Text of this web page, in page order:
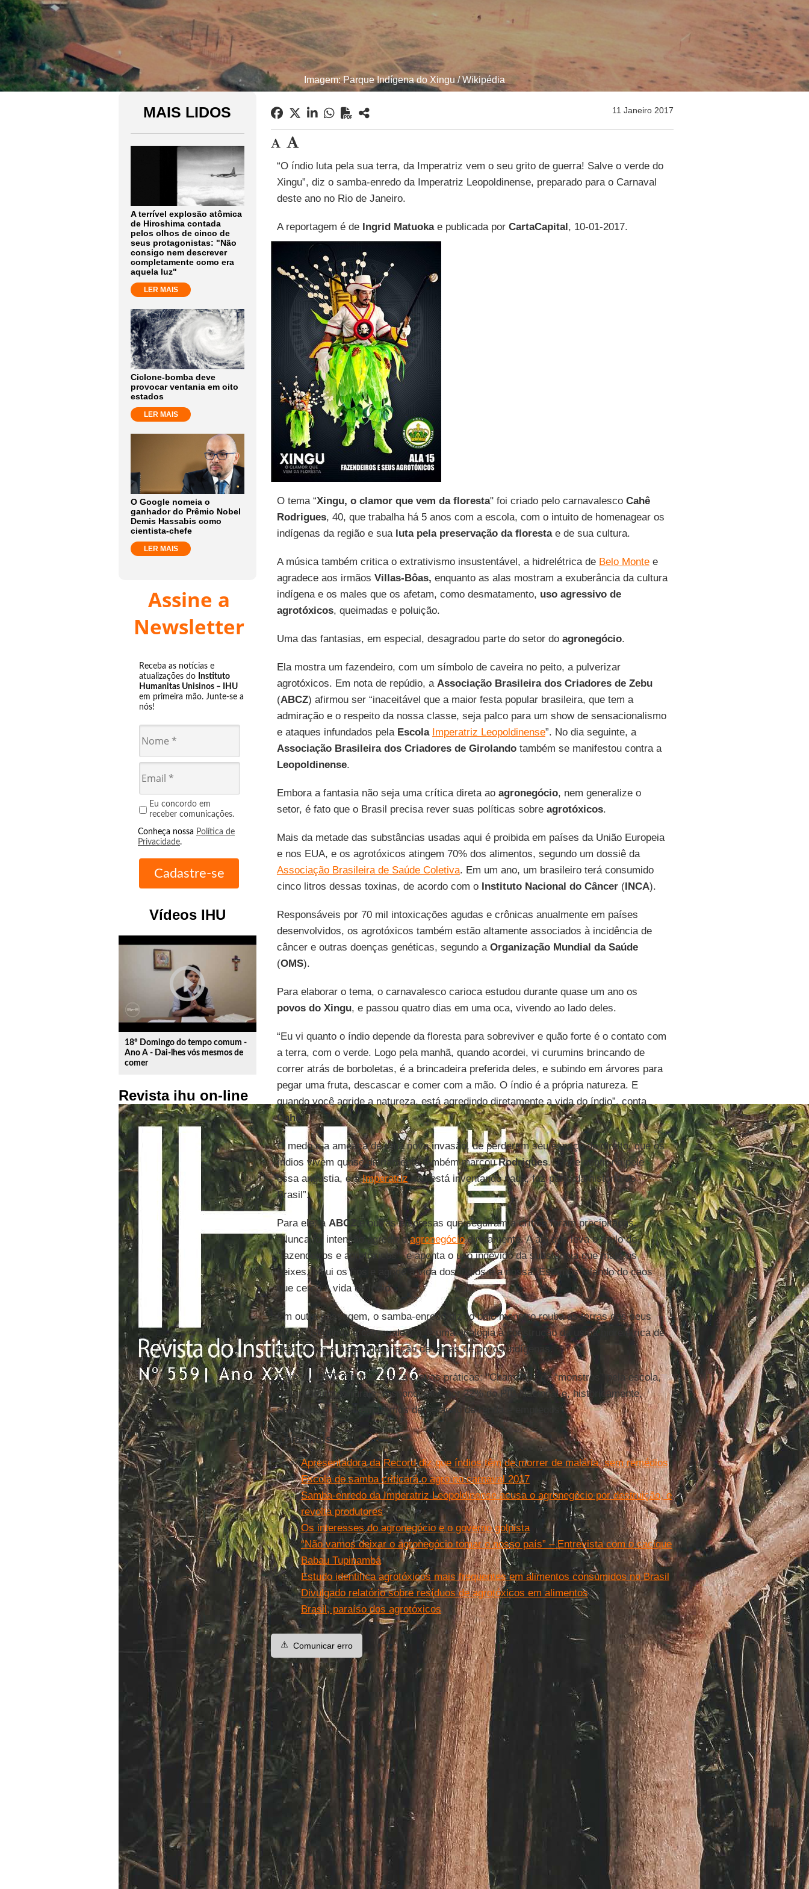
Imagem: Parque Indígena do Xingu / Wikipédia
MAIS LIDOS
A terrível explosão atômica
de Hiroshima contada
pelos olhos de cinco de
seus protagonistas: "Não
consigo nem descrever
completamente como era
aquela luz"
LER MAIS
Ciclone-bomba deve
provocar ventania em oito
estados
LER MAIS
O Google nomeia o
ganhador do Prêmio Nobel
Demis Hassabis como
cientista-chefe
LER MAIS
Assine a
Newsletter
Receba as notícias e
atualizações do Instituto
Humanitas Unisinos – IHU
em primeira mão. Junte-se a
nós!
Eu concordo em
receber comunicações.
Conheça nossa Política de
Privacidade.
Vídeos IHU
play_circle_outline
18º Domingo do tempo comum -
Ano A - Dai-lhes vós mesmos de
comer
Revista ihu on-line
11 Janeiro 2017
“O índio luta pela sua terra, da Imperatriz vem o seu grito de guerra! Salve o verde do
Xingu”, diz o samba-enredo da Imperatriz Leopoldinense, preparado para o Carnaval
deste ano no Rio de Janeiro.
A reportagem é de Ingrid Matuoka e publicada por CartaCapital, 10-01-2017.
O tema “Xingu, o clamor que vem da floresta" foi criado pelo carnavalesco Cahê
Rodrigues, 40, que trabalha há 5 anos com a escola, com o intuito de homenagear os
indígenas da região e sua luta pela preservação da florestae de sua cultura.
A música também critica o extrativismo insustentável, a hidrelétrica de Belo Montee
agradece aos irmãos Villas-Bôas, enquanto as alas mostram a exuberância da cultura
indígena e os males que os afetam, como desmatamento, uso agressivo de
agrotóxicos, queimadas e poluição.
Uma das fantasias, em especial, desagradou parte do setor do agronegócio.
Ela mostra um fazendeiro, com um símbolo de caveira no peito, a pulverizar
agrotóxicos. Em nota de repúdio, a Associação Brasileira dos Criadores de Zebu
(ABCZ) afirmou ser “inaceitável que a maior festa popular brasileira, que tem a
admiração e o respeito da nossa classe, seja palco para um show de sensacionalismo
e ataques infundados pela Escola Imperatriz Leopoldinense”. No dia seguinte, a
Associação Brasileira dos Criadores de Girolandotambém se manifestou contra a
Leopoldinense.
Embora a fantasia não seja uma crítica direta ao agronegócio, nem generalize o
setor, é fato que o Brasil precisa rever suas políticas sobre agrotóxicos.
Mais da metade das substâncias usadas aqui é proibida em países da União Europeia
e nos EUA, e os agrotóxicos atingem 70% dos alimentos, segundo um dossiê da
Associação Brasileira de Saúde Coletiva. Em um ano, um brasileiro terá consumido
cinco litros dessas toxinas, de acordo com o Instituto Nacional do Câncer(INCA).
Responsáveis por 70 mil intoxicações agudas e crônicas anualmente em países
desenvolvidos, os agrotóxicos também estão altamente associados à incidência de
câncer e outras doenças genéticas, segundo a Organização Mundial da Saúde
(OMS).
Para elaborar o tema, o carnavalesco carioca estudou durante quase um ano os
povos do Xingu, e passou quatro dias em uma oca, vivendo ao lado deles.
“Eu vi quanto o índio depende da floresta para sobreviver e quão forte é o contato com
a terra, com o verde. Logo pela manhã, quando acordei, vi curumins brincando de
correr atrás de borboletas, é a brincadeira preferida deles, e subindo em árvores para
pegar uma fruta, descascar e comer com a mão. O índio é a própria natureza. E
quando você agride a natureza, está agredindo diretamente a vida do índio”, conta
Cahê.
O medo e a ameaça de uma nova invasão, de perderem seu espaço de direito, que os
índios vivem quase diariamente também marcouRodrigues. “Pude sentir na pele
essa angústia, e aImperatriz não está inventando nada, faz parte da história do
Brasil”.
Para ele, a ABCZe outras empresas que seguiram a crítica foram precipitadas.
"Nunca foi intenção agredir oagronegóciodiretamente. A ala que leva o título de
"fazendeiros e agrotóxicos", e aponta o uso indevido da substância que mata os
peixes, polui os rios e agride a vida dos índios e a nossa. Estamos falando do caos
que cerca a vida do índio”.
Em outra passagem, o samba-enredo diz “o belo monstro rouba as terras dos seus
filhos”. Segundo o carnavalesco, é uma analogia à construção da usina hidrelétrica de
Belo Monte e à desapropriação de terras de povos indígenas.
Para aABCZ, foi uma crítica a suas práticas: “Chamados de “monstros” pela escola,
nós, produtores rurais, respondemos por 22% do PIB Nacional e, historicamente,
salvamos o Brasil em termos de geração de renda e empregos”.
Leia mais
Apresentadora da Record diz que índios têm de morrer de malária, sem remédios
Escola de samba criticará o agro no carnaval 2017
Samba-enredo da Imperatriz Leopoldinense acusa o agronegócio por destruição, e
revolta produtores
Os interesses do agronegócio e o governo golpista
“Não vamos deixar o agronegócio tomar o nosso país” – Entrevista com o cacique
Babau Tupinambá
Estudo identifica agrotóxicos mais frequentes em alimentos consumidos no Brasil
Divulgado relatório sobre resíduos de agrotóxicos em alimentos
Brasil, paraíso dos agrotóxicos
⚠️ Comunicar erro